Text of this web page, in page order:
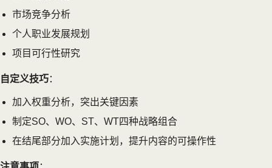
市场竞争分析
个人职业发展规划
项目可行性研究
自定义技巧：
加入权重分析，突出关键因素
制定SO、WO、ST、WT四种战略组合
在结尾部分加入实施计划，提升内容的可操作性